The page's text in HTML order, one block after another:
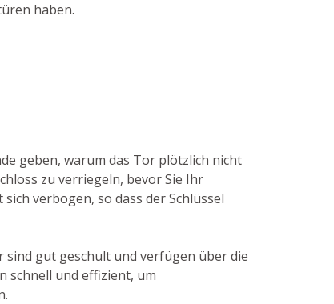
haben.
geben, warum das Tor plötzlich nicht
zu verriegeln, bevor Sie Ihr
verbogen, so dass der Schlüssel
gut geschult und verfügen über die
schnell und effizient, um